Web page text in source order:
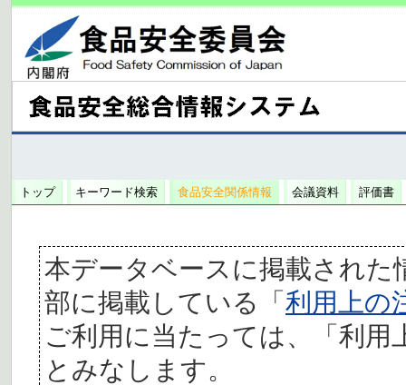
トップ キーワード検索 食品安全関係情報 会議資料 評価書
本データベースに掲載された
部に掲載している「利用上の
ご利用に当たっては、「利
とみなします。